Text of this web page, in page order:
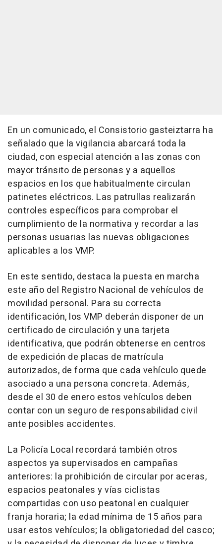
En un comunicado, el Consistorio gasteiztarra ha
señalado que la vigilancia abarcará toda la
ciudad, con especial atención a las zonas con
mayor tránsito de personas y a aquellos
espacios en los que habitualmente circulan
patinetes eléctricos. Las patrullas realizarán
controles específicos para comprobar el
cumplimiento de la normativa y recordar a las
personas usuarias las nuevas obligaciones
aplicables a los VMP.
En este sentido, destaca la puesta en marcha
este año del Registro Nacional de vehículos de
movilidad personal. Para su correcta
identificación, los VMP deberán disponer de un
certificado de circulación y una tarjeta
identificativa, que podrán obtenerse en centros
de expedición de placas de matrícula
autorizados, de forma que cada vehículo quede
asociado a una persona concreta. Además,
desde el 30 de enero estos vehículos deben
contar con un seguro de responsabilidad civil
ante posibles accidentes.
La Policía Local recordará también otros
aspectos ya supervisados en campañas
anteriores: la prohibición de circular por aceras,
espacios peatonales y vías ciclistas
compartidas con uso peatonal en cualquier
franja horaria; la edad mínima de 15 años para
usar estos vehículos; la obligatoriedad del casco;